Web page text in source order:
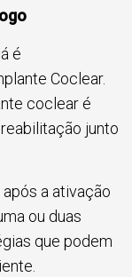
é
Coclear.
coclear é
junto
a ativação
ou duas
que podem